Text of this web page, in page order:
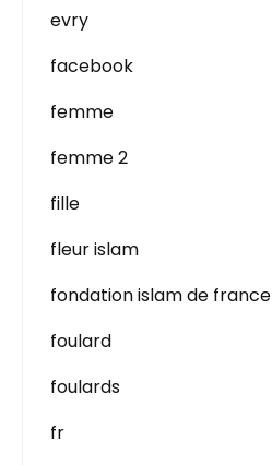
evry
facebook
femme
femme 2
fille
fleur islam
fondation islam de france
foulard
foulards
fr